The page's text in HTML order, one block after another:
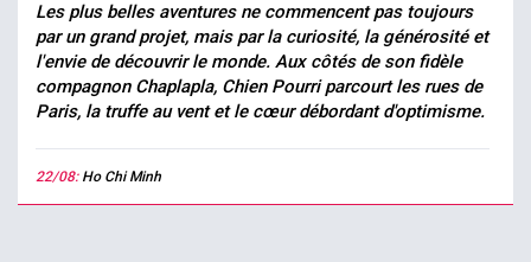
Les plus belles aventures ne commencent pas toujours
par un grand projet, mais par la curiosité, la générosité et
l'envie de découvrir le monde. Aux côtés de son fidèle
compagnon Chaplapla, Chien Pourri parcourt les rues de
Paris, la truffe au vent et le cœur débordant d'optimisme.
22/08: Ho Chi Minh